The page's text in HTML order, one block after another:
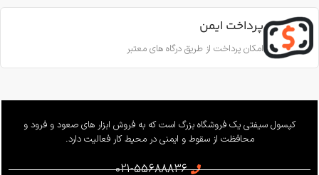
CE EN353-2; CE EN358; CE
EN12841-A
ساخت ترکیه
قطر طناب
11.5 تا 10.5 میلی‌متر
وزن 655 گرم
استاندارد
پرداخت ایمن
امکان پرداخت از طریق درگاه های معتبر
کپسول سیفتی یک فروشگاه بزرگ است که به فروش ابزار های صعود و فرود و
محافظت از سقوط و ایمنی در محیط کار فعالیت دارد.
021-55688836